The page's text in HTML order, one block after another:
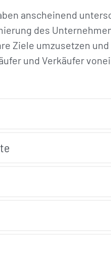
anscheinend
des
Ziele umzusetzen
und Verkäufer